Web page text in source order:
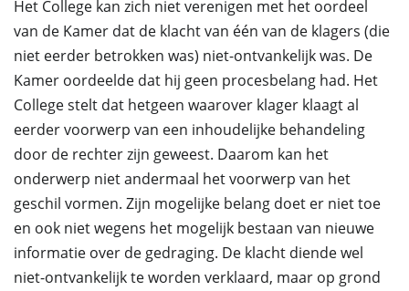
Het College kan zich niet verenigen met het oordeel
van de Kamer dat de klacht van één van de klagers (die
niet eerder betrokken was) niet-ontvankelijk was. De
Kamer oordeelde dat hij geen procesbelang had. Het
College stelt dat hetgeen waarover klager klaagt al
eerder voorwerp van een inhoudelijke behandeling
door de rechter zijn geweest. Daarom kan het
onderwerp niet andermaal het voorwerp van het
geschil vormen. Zijn mogelijke belang doet er niet toe
en ook niet wegens het mogelijk bestaan van nieuwe
informatie over de gedraging. De klacht diende wel
niet-ontvankelijk te worden verklaard, maar op grond